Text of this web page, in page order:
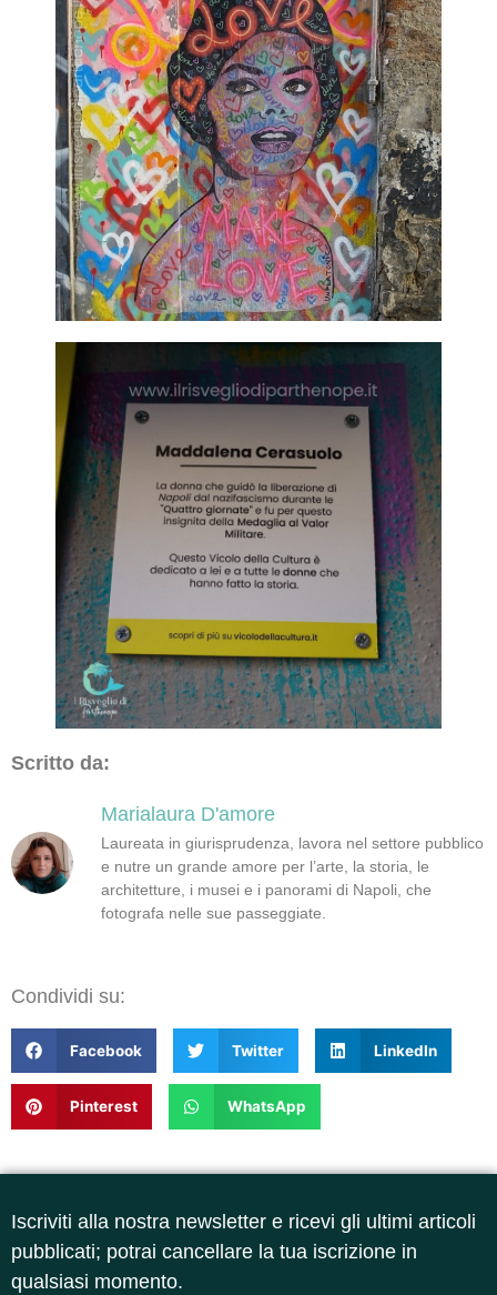
Scritto da:
Marialaura D'amore
Laureata in giurisprudenza, lavora nel settore pubblico
e nutre un grande amore per l’arte, la storia, le
architetture, i musei e i panorami di Napoli, che
fotografa nelle sue passeggiate.
Condividi su:
Facebook Twitter LinkedIn
Pinterest WhatsApp
Iscriviti alla nostra newsletter e ricevi gli ultimi articoli
pubblicati; potrai cancellare la tua iscrizione in
qualsiasi momento.